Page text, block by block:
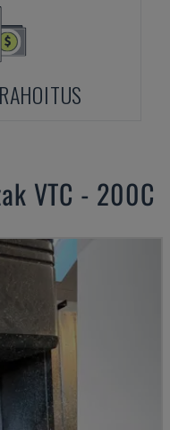
VTC - 200C